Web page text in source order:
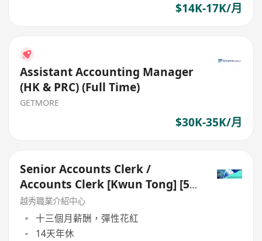
$14K-17K/月
Assistant Accounting Manager
(HK & PRC) (Full Time)
GETMORE
$30K-35K/月
Senior Accounts Clerk /
Accounts Clerk [Kwun Tong] [5
Days Work]
越秀職業介紹中心
十三個月薪酬，彈性花紅
14天年休